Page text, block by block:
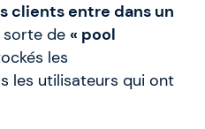
clients entre dans un
sorte de « pool
les
les utilisateurs qui ont